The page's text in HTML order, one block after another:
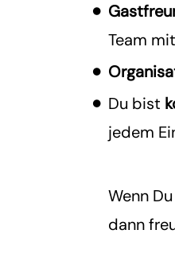
Team mit
Du bist
jedem
Wenn
dann